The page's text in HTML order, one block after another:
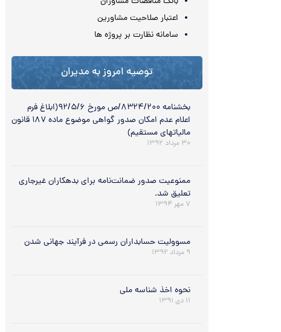
اعتبار صلاحیت مشاورین
سامانه نظارت بر پروژه ها
توصیه امروز به مدیران
بخشنامه ۸۳۲۴/۲۰۰/ص مورخ ۹۲/۵/۶(ابلاغ فرم
اعلام عدم امکان صدور گواهی موضوع ماده ۱۸۷ قانون
مالیاتهای مستقیم)
۳۰ مرداد ۱۳۹۲
ممنوعیت صدور ضمانت‌نامه برای بدهکاران غیرجاری
تعلیق شد.
۷ مهر ۱۳۹۴
مسوولیت حسابداران رسمی در فرآیند جهانی شدن
۹ مرداد ۱۳۹۲
نحوه اخذ شناسه ملی
۱۱ دی ۱۳۹۱